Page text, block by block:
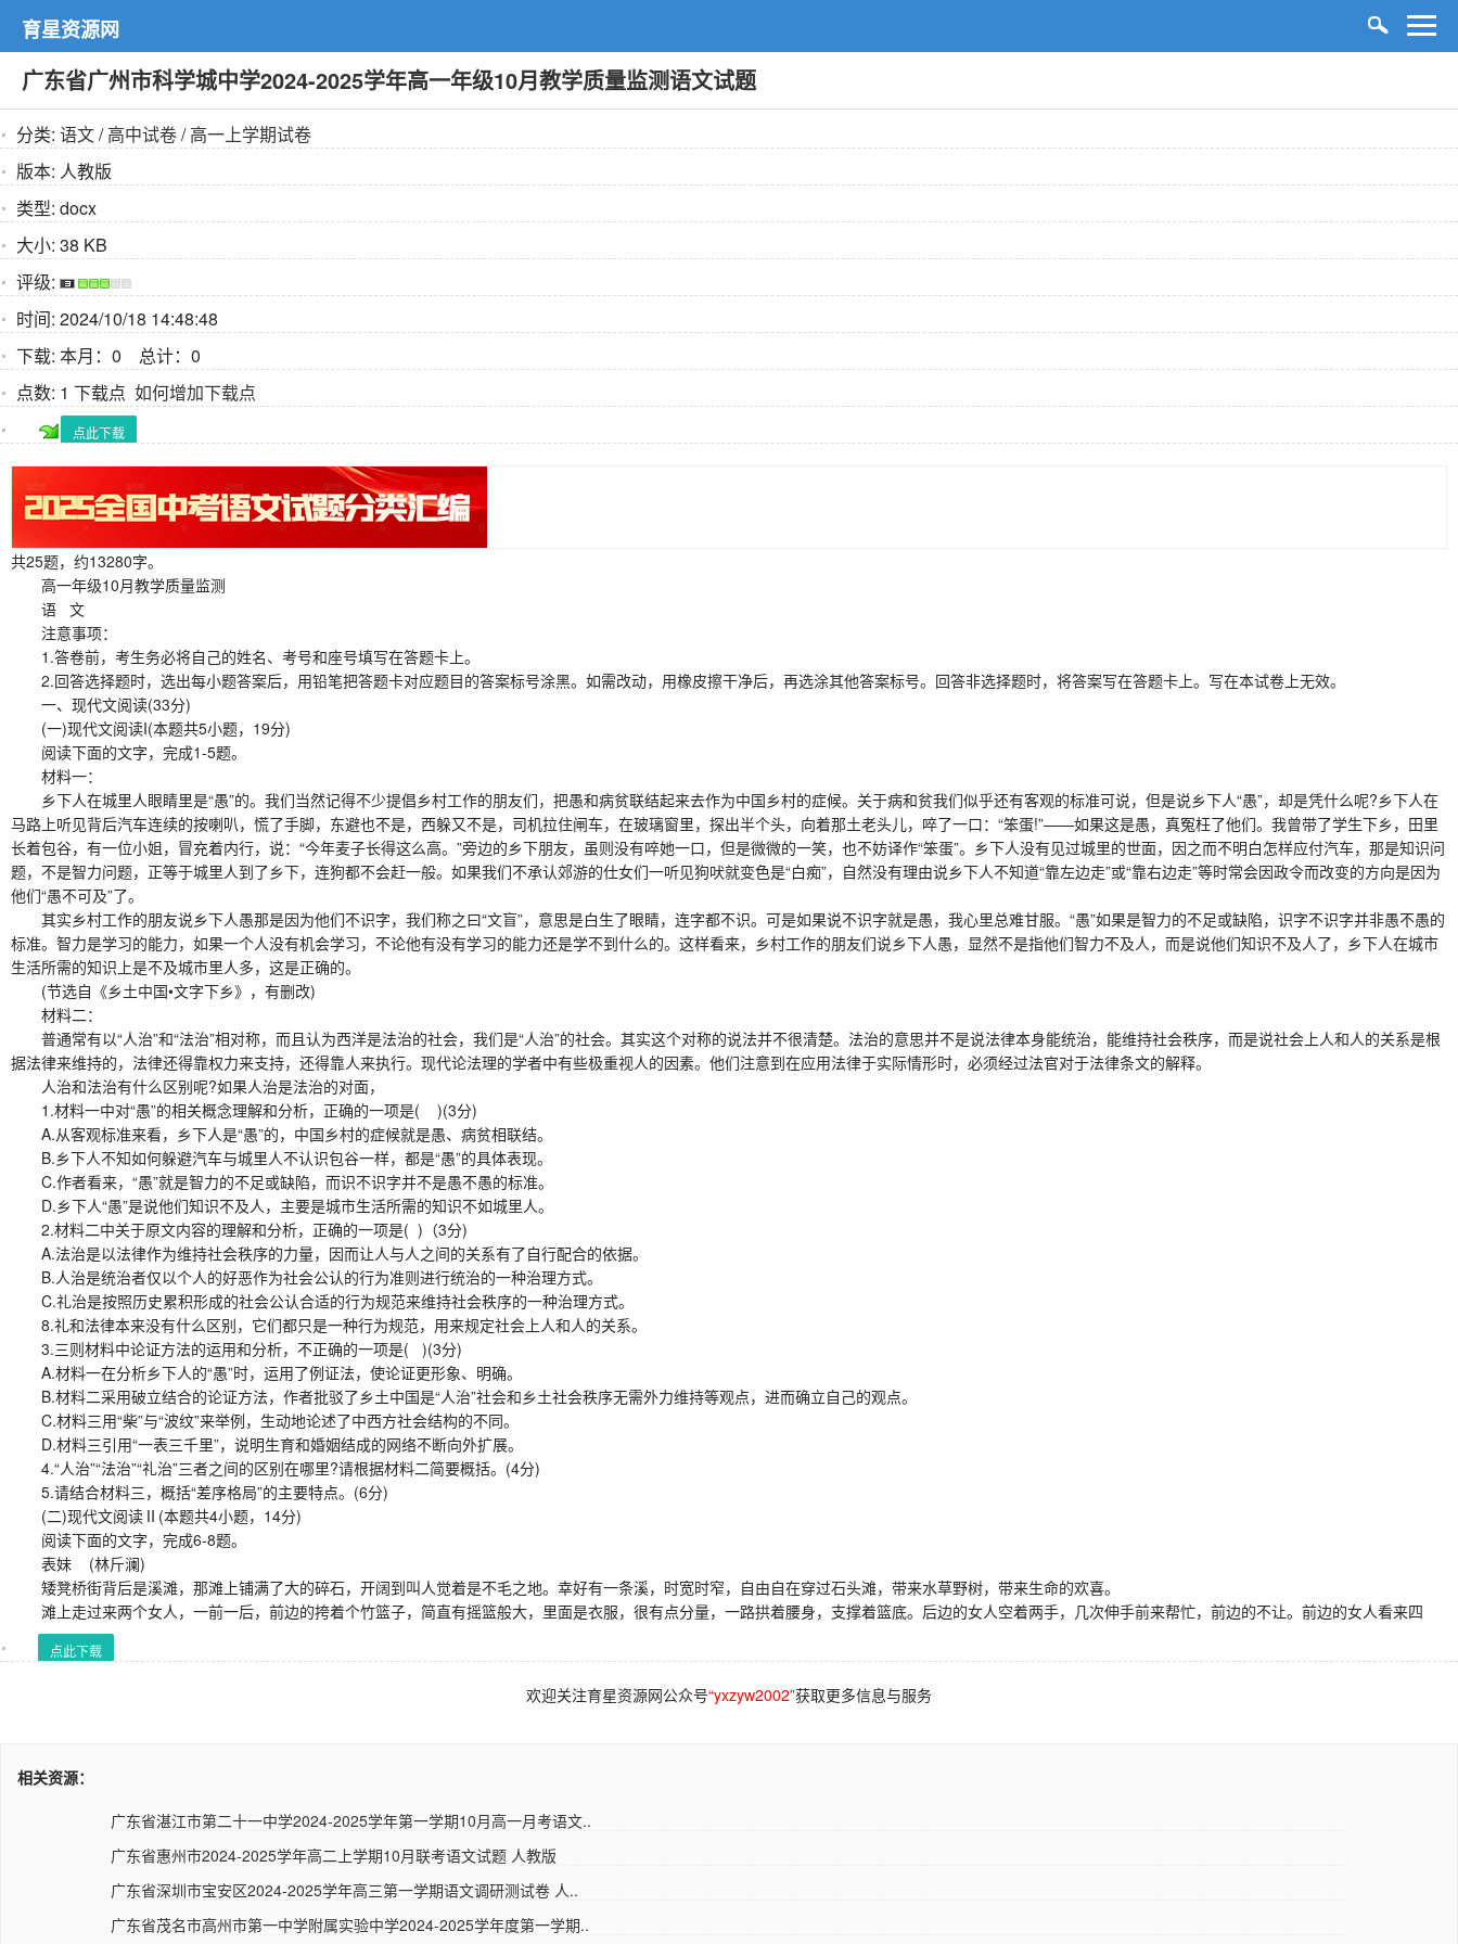
育星资源网
广东省广州市科学城中学2024-2025学年高一年级10月教学质量监测语文试题
分类: 语文/高中试卷/高一上学期试卷
版本: 人教版
类型: docx
大小: 38 KB
评级:
时间: 2024/10/18 14:48:48
下载: 本月：0 总计：0
点数: 1 下载点 如何增加下载点
点此下载
共25题，约13280字。
高一年级10月教学质量监测
语 文
注意事项：
1.答卷前，考生务必将自己的姓名、考号和座号填写在答题卡上。
2.回答选择题时，选出每小题答案后，用铅笔把答题卡对应题目的答案标号涂黑。如需改动，用橡皮擦干净后，再选涂其他答案标号。回答非选择题时，将答案写在答题卡上。写在本试卷上无效。
一、现代文阅读(33分)
(一)现代文阅读I(本题共5小题，19分)
阅读下面的文字，完成1-5题。
材料一：
乡下人在城里人眼睛里是“愚”的。我们当然记得不少提倡乡村工作的朋友们，把愚和病贫联结起来去作为中国乡村的症候。关于病和贫我们似乎还有客观的标准可说，但是说乡下人“愚”，却是凭什么呢?乡下人在
马路上听见背后汽车连续的按喇叭，慌了手脚，东避也不是，西躲又不是，司机拉住闸车，在玻璃窗里，探出半个头，向着那土老头儿，啐了一口：“笨蛋!”——如果这是愚，真冤枉了他们。我曾带了学生下乡，田里
长着包谷，有一位小姐，冒充着内行，说：“今年麦子长得这么高。”旁边的乡下朋友，虽则没有啐她一口，但是微微的一笑，也不妨译作“笨蛋”。乡下人没有见过城里的世面，因之而不明白怎样应付汽车，那是知识问
题，不是智力问题，正等于城里人到了乡下，连狗都不会赶一般。如果我们不承认郊游的仕女们一听见狗吠就变色是“白痴”，自然没有理由说乡下人不知道“靠左边走”或“靠右边走”等时常会因政令而改变的方向是因为
他们“愚不可及”了。
其实乡村工作的朋友说乡下人愚那是因为他们不识字，我们称之曰“文盲”，意思是白生了眼睛，连字都不识。可是如果说不识字就是愚，我心里总难甘服。“愚”如果是智力的不足或缺陷，识字不识字并非愚不愚的
标准。智力是学习的能力，如果一个人没有机会学习，不论他有没有学习的能力还是学不到什么的。这样看来，乡村工作的朋友们说乡下人愚，显然不是指他们智力不及人，而是说他们知识不及人了，乡下人在城市
生活所需的知识上是不及城市里人多，这是正确的。
(节选自《乡土中国•文字下乡》，有删改)
材料二：
普通常有以“人治”和“法治”相对称，而且认为西洋是法治的社会，我们是“人治”的社会。其实这个对称的说法并不很清楚。法治的意思并不是说法律本身能统治，能维持社会秩序，而是说社会上人和人的关系是根
据法律来维持的，法律还得靠权力来支持，还得靠人来执行。现代论法理的学者中有些极重视人的因素。他们注意到在应用法律于实际情形时，必须经过法官对于法律条文的解释。
人治和法治有什么区别呢?如果人治是法治的对面，
1.材料一中对“愚”的相关概念理解和分析，正确的一项是( )(3分)
A.从客观标准来看，乡下人是“愚”的，中国乡村的症候就是愚、病贫相联结。
B.乡下人不知如何躲避汽车与城里人不认识包谷一样，都是“愚”的具体表现。
C.作者看来，“愚”就是智力的不足或缺陷，而识不识字并不是愚不愚的标准。
D.乡下人“愚”是说他们知识不及人，主要是城市生活所需的知识不如城里人。
2.材料二中关于原文内容的理解和分析，正确的一项是( )（3分)
A.法治是以法律作为维持社会秩序的力量，因而让人与人之间的关系有了自行配合的依据。
B.人治是统治者仅以个人的好恶作为社会公认的行为准则进行统治的一种治理方式。
C.礼治是按照历史累积形成的社会公认合适的行为规范来维持社会秩序的一种治理方式。
8.礼和法律本来没有什么区别，它们都只是一种行为规范，用来规定社会上人和人的关系。
3.三则材料中论证方法的运用和分析，不正确的一项是( )(3分)
A.材料一在分析乡下人的“愚”时，运用了例证法，使论证更形象、明确。
B.材料二采用破立结合的论证方法，作者批驳了乡土中国是“人治”社会和乡土社会秩序无需外力维持等观点，进而确立自己的观点。
C.材料三用“柴”与“波纹”来举例，生动地论述了中西方社会结构的不同。
D.材料三引用“一表三千里”，说明生育和婚姻结成的网络不断向外扩展。
4.“人治”“法治”“礼治”三者之间的区别在哪里?请根据材料二简要概括。(4分)
5.请结合材料三，概括“差序格局”的主要特点。(6分)
(二)现代文阅读Ⅱ(本题共4小题，14分)
阅读下面的文字，完成6-8题。
表妹 (林斤澜)
矮凳桥街背后是溪滩，那滩上铺满了大的碎石，开阔到叫人觉着是不毛之地。幸好有一条溪，时宽时窄，自由自在穿过石头滩，带来水草野树，带来生命的欢喜。
滩上走过来两个女人，一前一后，前边的挎着个竹篮子，简直有摇篮般大，里面是衣服，很有点分量，一路拱着腰身，支撑着篮底。后边的女人空着两手，几次伸手前来帮忙，前边的不让。前边的女人看来四
点此下载
欢迎关注育星资源网公众号“yxzyw2002”获取更多信息与服务
相关资源：
广东省湛江市第二十一中学2024-2025学年第一学期10月高一月考语文..
广东省惠州市2024-2025学年高二上学期10月联考语文试题 人教版
广东省深圳市宝安区2024-2025学年高三第一学期语文调研测试卷 人..
广东省茂名市高州市第一中学附属实验中学2024-2025学年度第一学期..